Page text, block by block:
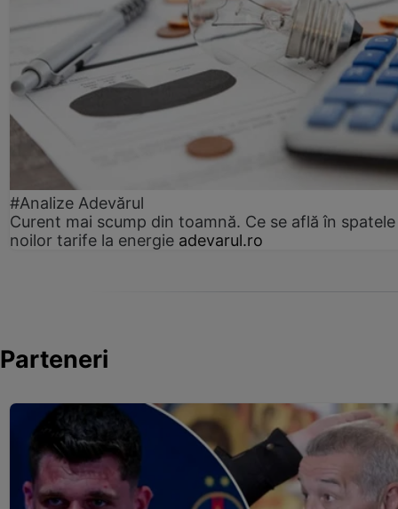
#Analize Adevărul
Curent mai scump din toamnă. Ce se află în spatele
noilor tarife la energie adevarul.ro
Parteneri